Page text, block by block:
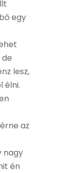
egy
lesz,
élni.
az
nagy
én